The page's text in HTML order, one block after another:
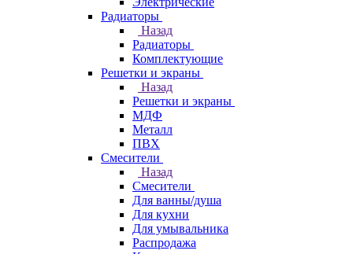
Радиаторы
Назад
Радиаторы
Комплектующие
Решетки и экраны
Назад
Решетки и экраны
МДФ
Металл
ПВХ
Смесители
Назад
Смесители
Для ванны/душа
Для кухни
Для умывальника
Распродажа